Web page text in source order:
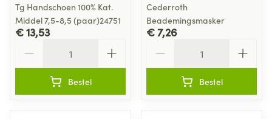
Tg Handschoen 100% Kat.
Middel 7,5-8,5 (paar)24751
€ 13,53
Bestel
Cederroth
Beademingsmasker
€ 7,26
Bestel